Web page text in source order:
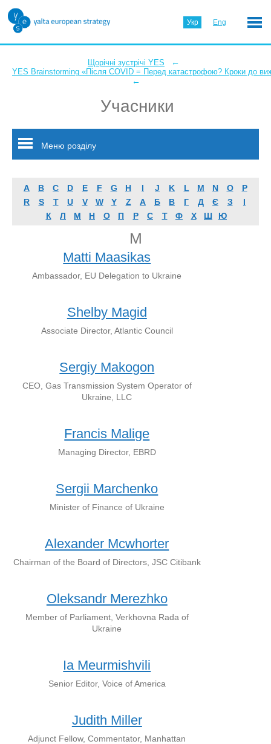
Укр Eng
Щорічні зустрічі YES ←
YES Brainstorming «Після COVID = Перед катастрофою? Кроки до
←
Учасники
Меню розділу
A B C D E F G H I J K L M N O
P
R
S T U V W Y Z А Б В Г Д Є З
І
К
Л М Н О П Р С Т Ф Х Ш Ю
M
Matti Maasikas
Ambassador, EU Delegation to Ukraine
Shelby Magid
Associate Director, Atlantic Council
Sergiy Makogon
CEO, Gas Transmission System Operator of
Ukraine, LLC
Francis Malige
Managing Director, EBRD
Sergii Marchenko
Minister of Finance of Ukraine
Alexander Mcwhorter
Chairman of the Board of Directors, JSC Citibank
Oleksandr Merezhko
Member of Parliament, Verkhovna Rada of
Ukraine
Ia Meurmishvili
Senior Editor, Voice of America
Judith Miller
Adjunct Fellow, Commentator, Manhattan